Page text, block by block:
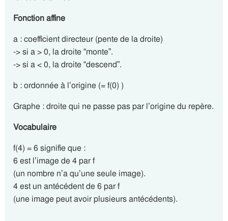
Fonction affine
a : coefficient directeur (pente de la droite)
-> si a > 0, la droite “monte”.
-> si a < 0, la droite “descend”.
b : ordonnée à l’origine (= f(0) )
Graphe : droite qui ne passe pas par l’origine du repère.
Vocabulaire
f(4) = 6 signifie que :
6 est l’image de 4 par f
(un nombre n’a qu’une seule image).
4 est un antécédent de 6 par f
(une image peut avoir plusieurs antécédents).